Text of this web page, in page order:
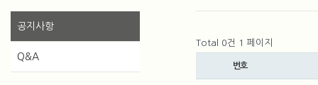
공지사항
Q&A
Total 0건 1 페이지
번호